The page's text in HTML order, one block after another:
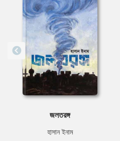
জলতরঙ্গ
হাসান ইনাম